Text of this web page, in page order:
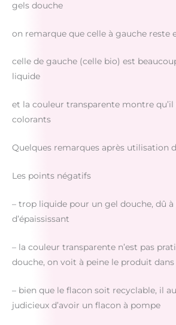
gels douche
on remarque que celle à gauche reste
celle de gauche (celle bio) est
liquide
et la couleur transparente montre qu’il
colorants
Quelques remarques après utilisation
Les points négatifs
– trop liquide pour un gel douche, dû à
d’épaississant
– la couleur transparente n’est pas
douche, on voit à peine le produit
– bien que le flacon soit recyclable, il
judicieux d’avoir un flacon à pompe